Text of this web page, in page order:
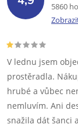
5860
V lednu jsem
prostěradla.
hrubé a vůbec
nemluvím. Ani
snažila dát šanci